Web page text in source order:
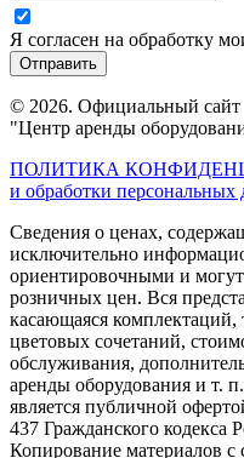
Я согласен на обработку
© 2026. Официальный сайт
"Центр аренды
ПОЛИТИКА
и обработки персональных
Сведения о ценах,
исключительно
ориентировочными и могут
розничных цен. Вся
касающаяся комплектаций,
цветовых сочетаний,
обслуживания,
аренды оборудования и т.
является публичной
437 Гражданского кодекса
Копирование материалов с